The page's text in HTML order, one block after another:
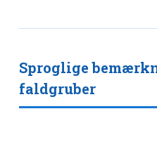
Sproglige
faldgruber